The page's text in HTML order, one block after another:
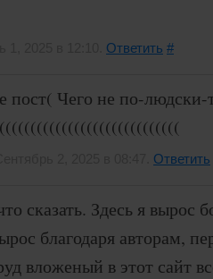
Ответить #
пост( Чего не по-людски-
Ответить
сказать. Здесь я
благодаря авторам,
вложеный в этот сайт